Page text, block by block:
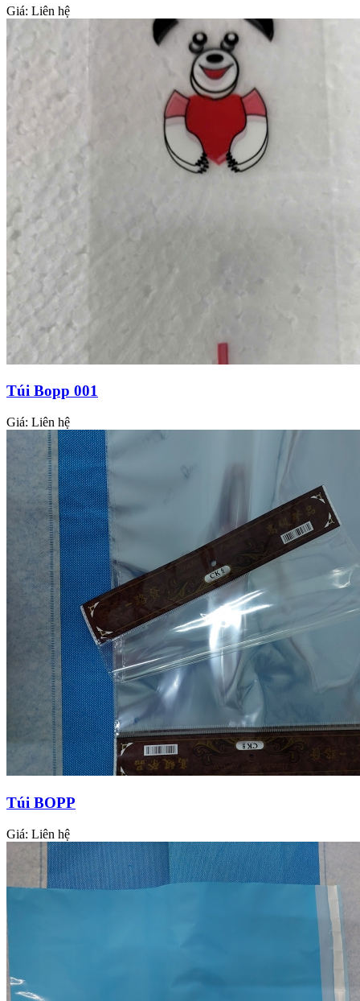
Giá: Liên hệ
Túi Bopp 001
Giá: Liên hệ
Túi BOPP
Giá: Liên hệ